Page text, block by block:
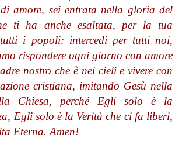
amore, sei entrata nella gloria del
ti ha anche esaltata, per la tua
tutti i popoli: intercedi per tutti noi,
rispondere ogni giorno con amore
nostro che è nei cieli e vivere con
cristiana, imitando Gesù nella
Chiesa, perché Egli solo è la
Egli solo è la Verità che ci fa liberi,
Eterna. Amen!